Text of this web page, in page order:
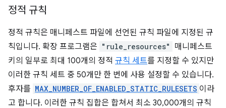
정적 규칙
정적 규칙은 매니페스트 파일에 선언된 규칙 파일에 지정된 규
칙입니다. 확장 프로그램은 "rule_resources"
매니페스트
키의 일부로 최대 100개의 정적 규칙 세트를 지정할 수 있지만
이러한 규칙 세트 중 50개만 한 번에 사용 설정할 수 있습니다.
후자를 MAX_NUMBER_OF_ENABLED_STATIC_RULESETS 이라
고 합니다. 이러한 규칙 집합은 합쳐서 최소 30,000개의 규칙